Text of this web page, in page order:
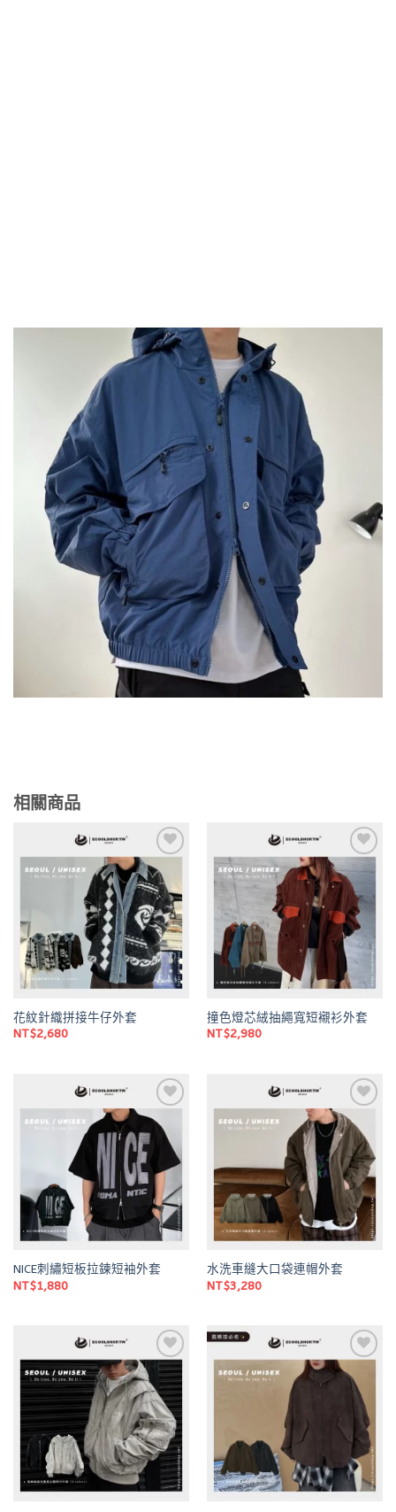
相關商品
Add to
wishlist
花紋針織拼接牛仔外套
NT$2,680
Add to
wishlist
撞色燈芯絨抽繩寬短襯衫外套
NT$2,980
Add to
wishlist
NICE刺繡短板拉鍊短袖外套
NT$1,880
Add to
wishlist
水洗車縫大口袋連帽外套
NT$3,280
Add to
wishlist
Add to
wishlist